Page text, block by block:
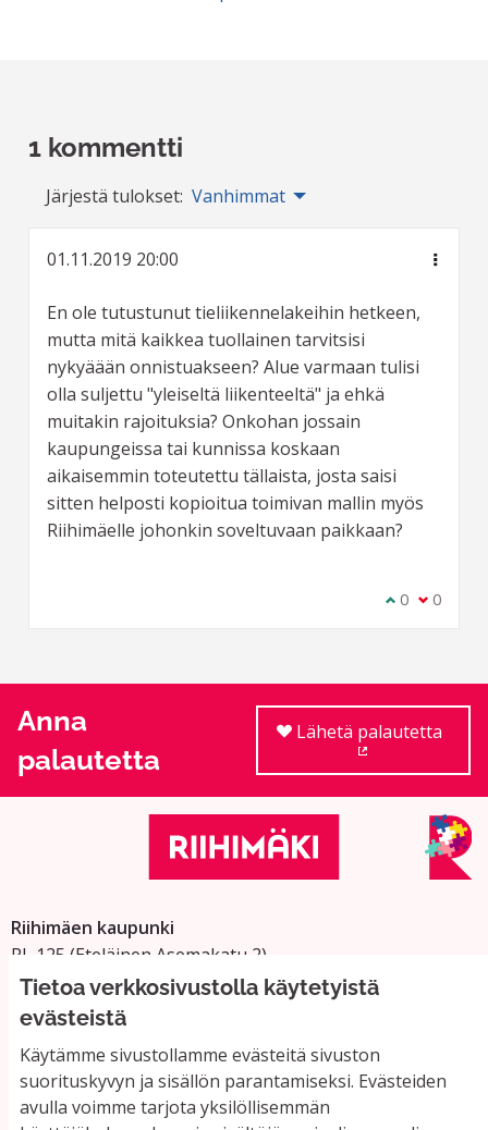
Tietoa verkkosivustolla käytetyistä
evästeistä
Käytämme sivustollamme evästeitä sivuston
suorituskyvyn ja sisällön parantamiseksi. Evästeiden
avulla voimme tarjota yksilöllisemmän
1 kommentti
Järjestä tulokset: Vanhimmat
01.11.2019 20:00
En ole tutustunut tieliikennelakeihin hetkeen,
mutta mitä kaikkea tuollainen tarvitsisi
nykyäään onnistuakseen? Alue varmaan tulisi
olla suljettu "yleiseltä liikenteeltä" ja ehkä
muitakin rajoituksia? Onkohan jossain
kaupungeissa tai kunnissa koskaan
aikaisemmin toteutettu tällaista, josta saisi
sitten helposti kopioitua toimivan mallin myös
Riihimäelle johonkin soveltuvaan paikkaan?
Olen samaa
0 Olen eri
0
Anna
palautetta
Lähetä palautetta
Riihimäen kaupunki
PL 125 (Eteläinen Asemakatu 2)
11101 Riihimäki
Vaihde: 019 758 4000
Sähköpostiosoitteet:
etunimi.sukunimi@riihimaki.fi